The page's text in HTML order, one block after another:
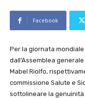
Facebook
Per la giornata
dall’Assemblea
Mabel Riolfo,
commissione Salute e
sottolineare la